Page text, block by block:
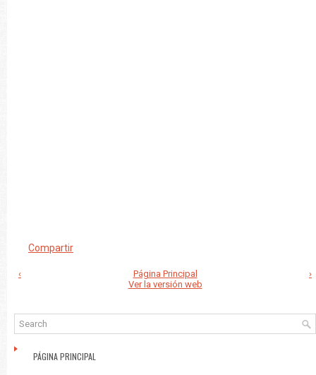
Compartir
‹ ›
Página Principal
Ver la versión web
PÁGINA PRINCIPAL